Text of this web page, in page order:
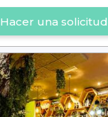
Hacer una solicitud